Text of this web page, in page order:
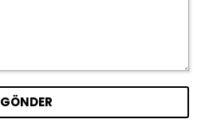
GÖNDER